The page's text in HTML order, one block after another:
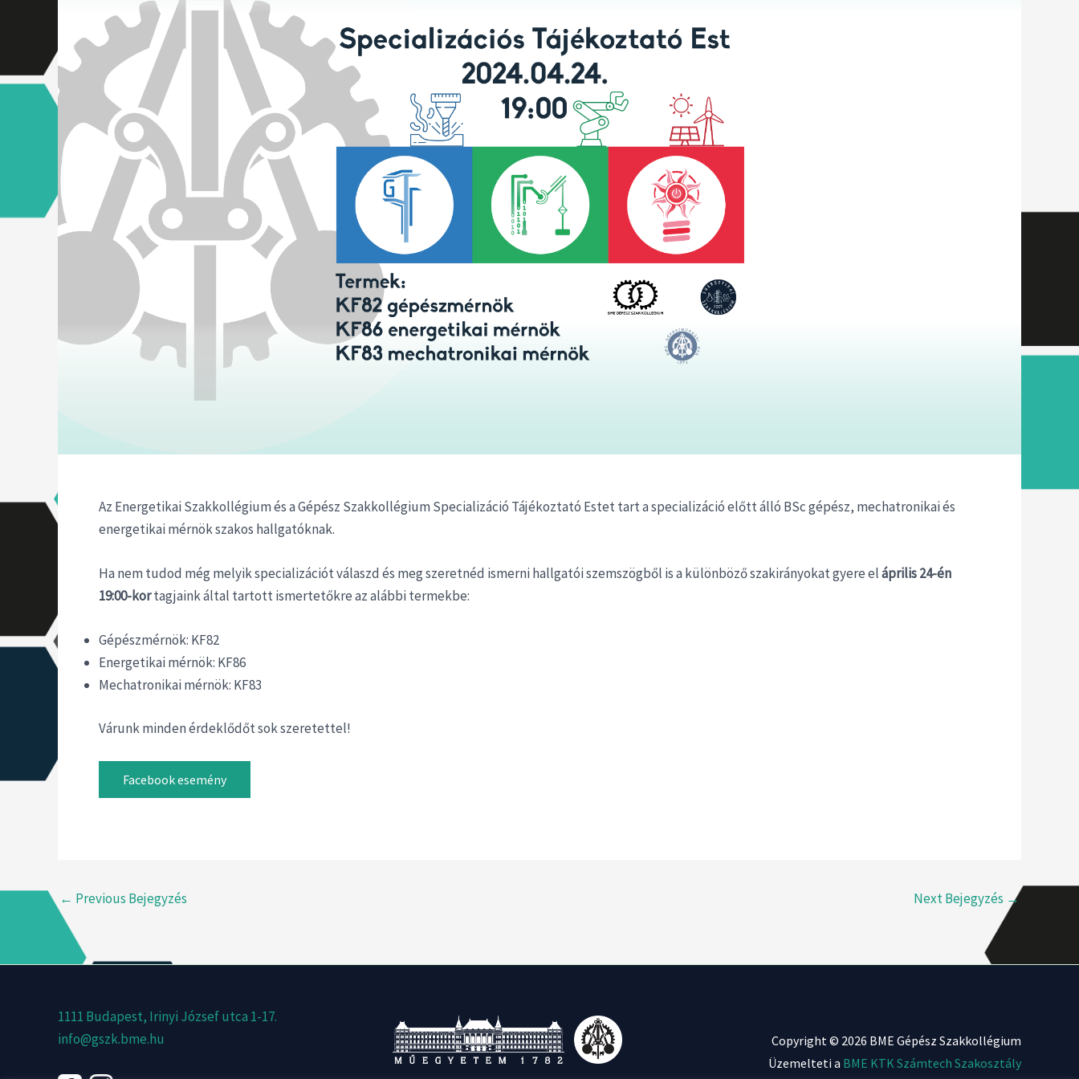
Az Energetikai Szakkollégium és a Gépész Szakkollégium Specializáció Tájékoztató Estet tart a specializáció előtt álló BSc gépész, mechatronikai és
energetikai mérnök szakos hallgatóknak.
Ha nem tudod még melyik specializációt válaszd és meg szeretnéd ismerni hallgatói szemszögből is a különböző szakirányokat gyere eláprilis 24-én
19:00-kortagjaink által tartott ismertetőkre az alábbi termekbe:
Gépészmérnök: KF82
Energetikai mérnök: KF86
Mechatronikai mérnök: KF83
Várunk minden érdeklődőt sok szeretettel!
Facebook esemény
← Previous Bejegyzés Next Bejegyzés →
1111 Budapest, Irinyi József utca 1-17.
info@gszk.bme.hu
Copyright © 2026 BME Gépész Szakkollégium
Üzemelteti a BME KTK Számtech Szakosztály